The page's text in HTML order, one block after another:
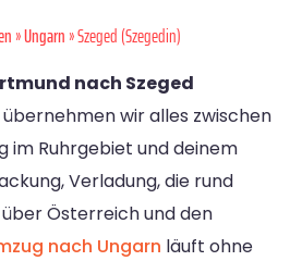
»Ungarn» Szeged (Szegedin)
nach Szeged
wir alles zwischen
im Ruhrgebiet und deinem
Verladung, die rund
Österreich und den
nach Ungarn läuft ohne